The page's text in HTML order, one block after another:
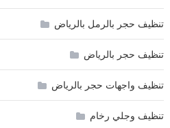
تنظيف حجر بالرمل بالرياض
تنظيف حجر بالرياض
تنظيف واجهات حجر بالرياض
تنظيف وجلي رخام